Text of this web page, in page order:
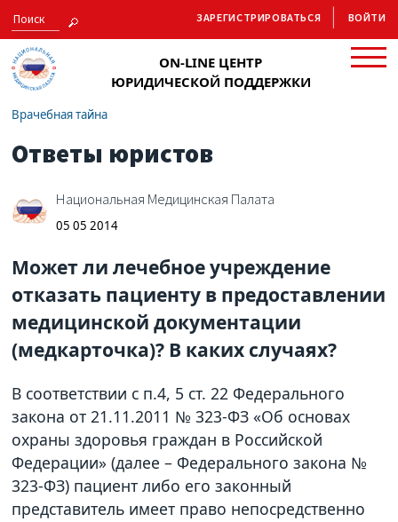
ON-LINE ЦЕНТР
ЮРИДИЧЕСКОЙ ПОДДЕРЖКИ
ЗАРЕГИСТРИРОВАТЬСЯ ВОЙТИ
Врачебная тайна
Ответы юристов
Национальная Медицинская Палата
05 05 2014
Может ли лечебное учреждение
отказать пациенту в предоставлении
медицинской документации
(медкарточка)? В каких случаях?
В соответствии с п.4, 5 ст. 22 Федерального
закона от 21.11.2011 № 323-ФЗ «Об основах
охраны здоровья граждан в Российской
Федерации» (далее – Федерального закона №
323-ФЗ) пациент либо его законный
представитель имеет право непосредственно